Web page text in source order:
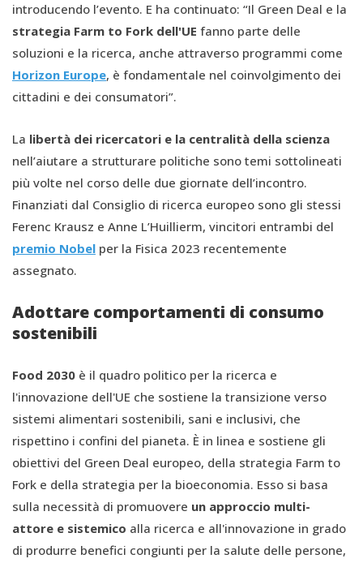
introducendo l’evento. E ha continuato: “Il Green Deal e la
strategia Farm to Fork dell'UE fanno parte delle
soluzioni e la ricerca, anche attraverso programmi come
Horizon Europe, è fondamentale nel coinvolgimento dei
cittadini e dei consumatori”.
La libertà dei ricercatori e la centralità della scienza
nell’aiutare a strutturare politiche sono temi sottolineati
più volte nel corso delle due giornate dell’incontro.
Finanziati dal Consiglio di ricerca europeo sono gli stessi
Ferenc Krausz e Anne L’Huillierm, vincitori entrambi del
premio Nobel per la Fisica 2023 recentemente
assegnato.
Adottare comportamenti di consumo
sostenibili
Food 2030 è il quadro politico per la ricerca e
l'innovazione dell'UE che sostiene la transizione verso
sistemi alimentari sostenibili, sani e inclusivi, che
rispettino i confini del pianeta. È in linea e sostiene gli
obiettivi del Green Deal europeo, della strategia Farm to
Fork e della strategia per la bioeconomia. Esso si basa
sulla necessità di promuovere un approccio multi-
attore e sistemico alla ricerca e all'innovazione in grado
di produrre benefici congiunti per la salute delle persone,